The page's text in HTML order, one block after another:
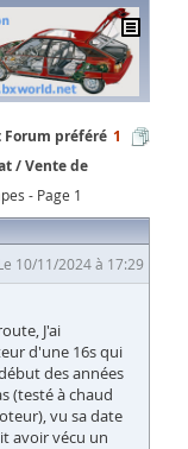
Forum préféré
/ Vente de
- Page 1
1
10/11/2024 à 17:29
J'ai
d'une 16s qui
des années
(testé à chaud
vu sa date
avoir vécu un